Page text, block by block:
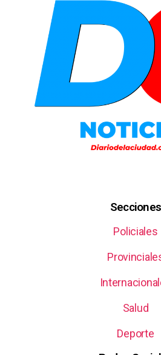
Secciones
Policiales
Salud
Deporte